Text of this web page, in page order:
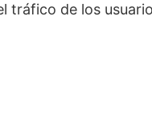
tráfico de los